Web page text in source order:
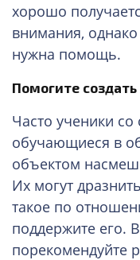
хорошо
внимания,
нужна помощь.
Помогите
Часто ученики со
обучающиеся в
объектом
Их могут
такое по
поддержите его.
порекомендуйте